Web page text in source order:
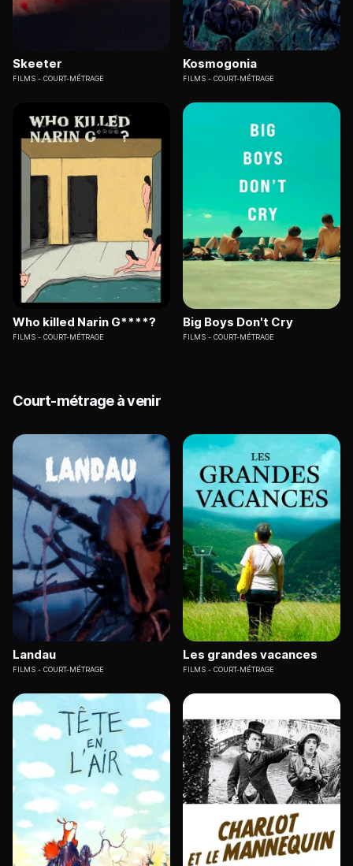
Skeeter
FILMS COURT-MÉTRAGE
Kosmogonia
FILMS COURT-MÉTRAGE
Who killed Narin G****?
FILMS COURT-MÉTRAGE
Big Boys Don't Cry
FILMS COURT-MÉTRAGE
Court-métrage à venir
Landau
FILMS COURT-MÉTRAGE
Les grandes vacances
FILMS COURT-MÉTRAGE